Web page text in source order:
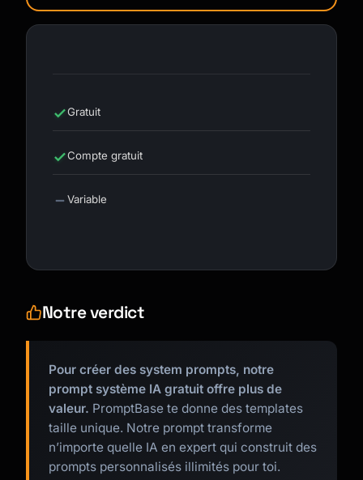
Gratuit
Compte gratuit
Variable
Notre verdict
Pour créer des system prompts, notre
prompt système IA gratuit offre plus de
valeur. PromptBase te donne des templates
taille unique. Notre prompt transforme
n’importe quelle IA en expert qui construit des
prompts personnalisés illimités pour toi.